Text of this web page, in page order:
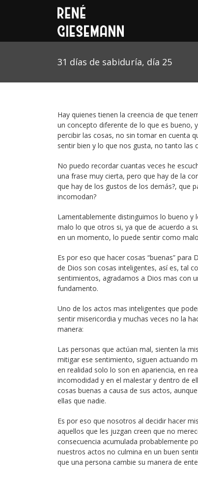
31 días de sabiduría, día 25
Hay quienes tienen la creencia de que
un concepto diferente de lo que es bueno,
percibir las cosas, no sin tomar en cuenta
sentir bien y lo que nos gusta, no tanto las
No puedo recordar cuantas veces he
una frase muy cierta, pero que hay de la
que hay de los gustos de los demás?, que
incomodan?
Lamentablemente distinguimos lo bueno
malo lo que otros si, ya que de acuerdo a
en un momento, lo puede sentir como
Es por eso que hacer cosas “buenas”
de Dios son cosas inteligentes, así es, tal
sentimientos, agradamos a Dios mas con
fundamento.
Uno de los actos mas inteligentes que
sentir misericordia y muchas veces no la
manera:
Las personas que actúan mal, sienten la
mitigar ese sentimiento, siguen actuando
en realidad solo lo son en apariencia, en
incomodidad y en el malestar y dentro de
cosas buenas a causa de sus actos,
ellas que nadie.
Es por eso que nosotros al decidir hacer
aquellos que les juzgan creen que no
consecuencia acumulada probablemente
nuestros actos no culmina en un buen
que una persona cambie su manera de